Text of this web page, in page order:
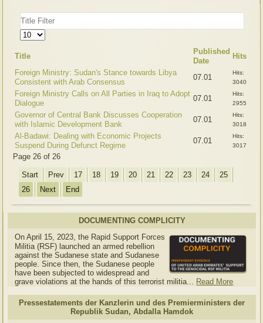
Title
Filter
Display
#
Title
Published
Date
Hits
Foreign Ministry: Sudan's Stance towards Libya
Consistent with Arab Consensus
07.01
Hits:
3040
Foreign Ministry Calls on All Parties in Iraq to Adopt
Dialogue
07.01
Hits:
2955
Governor of Central Bank Discusses Cooperation
with Islamic Development Bank
07.01
Hits:
3018
Al-Badawi: Dealing with Economic Projects
Suspend During Defunct Regime
07.01
Hits:
3017
Page 26 of 26
Start Prev 17 18 19 20 21 22 23 24
25
26
Next End
DOCUMENTING COMPLICITY
On April 15, 2023, the Rapid Support Forces
Militia (RSF) launched an armed rebellion
against the Sudanese state and Sudanese
people. Since then, the Sudanese people
have been subjected to widespread and
grave violations at the hands of this terrorist militia... Read More
Pressestatements der Kanzlerin und des Premierministers der
Republik Sudan, Abdalla Hamdok